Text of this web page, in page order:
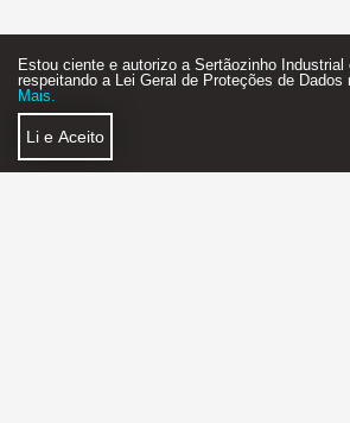
Estou ciente e autorizo a Sertãozinho Industrial
respeitando a Lei Geral de Proteções de Dados
Mais.
Li e Aceito